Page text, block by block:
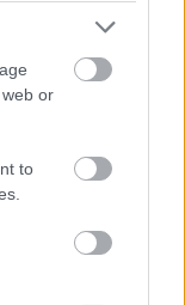
or
to
lesznek,
tesztelők
1500 dollárnál
tudni. Egyes
az ára, de